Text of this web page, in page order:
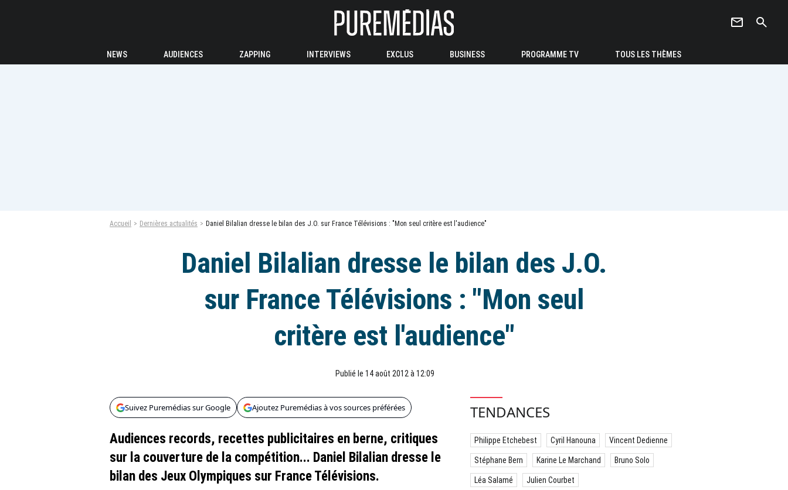
newsletter search
NEWS AUDIENCES ZAPPING INTERVIEWS EXCLUS BUSINESS PROGRAMME TV TOUS LES THÈMES
Accueil Dernières actualités Daniel Bilalian dresse le bilan des J.O. sur France Télévisions : "Mon seul critère est l'audience"
Daniel Bilalian dresse le bilan des J.O.
sur France Télévisions : "Mon seul
critère est l'audience"
Publié le 14 août 2012 à 12:09
Suivez Puremédias sur Google Ajoutez Puremédias à vos sources préférées
Audiences records, recettes publicitaires en berne, critiques
sur la couverture de la compétition... Daniel Bilalian dresse le
bilan des Jeux Olympiques sur France Télévisions.
TENDANCES
Philippe Etchebest Cyril Hanouna Vincent Dedienne
Stéphane Bern Karine Le Marchand Bruno Solo
Léa Salamé Julien Courbet